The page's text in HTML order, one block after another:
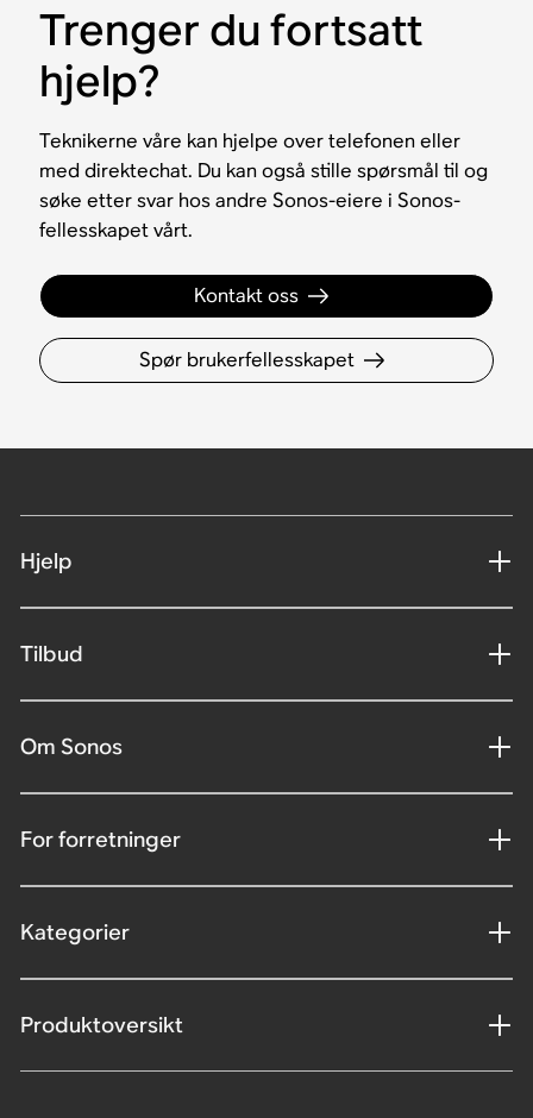
Trenger du fortsatt
hjelp?
Teknikerne våre kan hjelpe over telefonen eller
med direktechat. Du kan også stille spørsmål til og
søke etter svar hos andre Sonos-eiere i Sonos-
fellesskapet vårt.
Kontakt oss
Spør brukerfellesskapet
Hjelp
Tilbud
Om Sonos
For forretninger
Kategorier
Produktoversikt